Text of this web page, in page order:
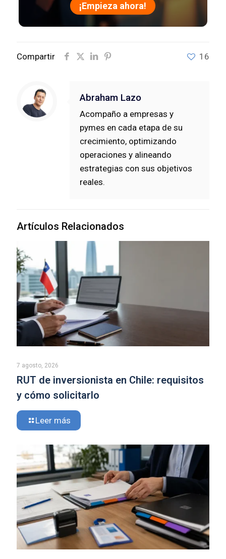
¡Empieza ahora!
Compartir 16
Abraham Lazo
Acompaño a empresas y
pymes en cada etapa de su
crecimiento, optimizando
operaciones y alineando
estrategias con sus objetivos
reales.
Artículos Relacionados
7 agosto, 2026
RUT de inversionista en Chile: requisitos
y cómo solicitarlo
Leer más